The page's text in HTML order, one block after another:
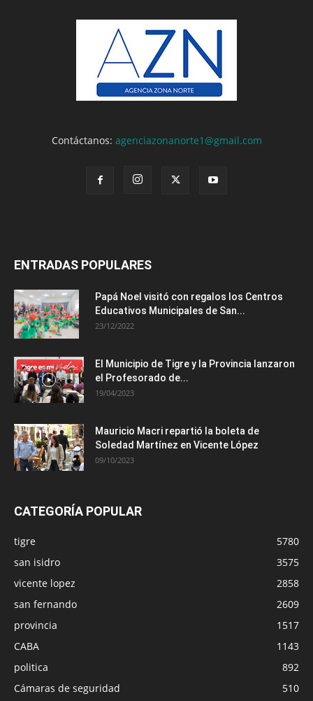
Contáctanos: agenciazonanorte1@gmail.com
ENTRADAS POPULARES
Papá Noel visitó con regalos los Centros
Educativos Municipales de San...
23/12/2022
El Municipio de Tigre y la Provincia lanzaron
el Profesorado de...
19/04/2023
Mauricio Macri repartió la boleta de
Soledad Martínez en Vicente López
09/10/2023
CATEGORÍA POPULAR
tigre
5780
san isidro
3575
vicente lopez
2858
san fernando
2609
provincia
1517
CABA
1143
politica
892
Cámaras de seguridad
510